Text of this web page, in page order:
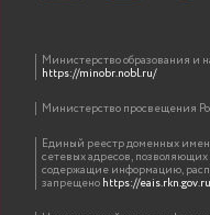
Министерство образования и
https://minobr.nobl.ru/
Министерство просвещения
Единый реестр доменных
сетевых адресов,
содержащие информацию,
запрещеноhttps://eais.rkn.gov.ru